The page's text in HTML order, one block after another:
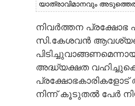
യാത്രാവിമാനവും
നിവർത്തന പ്രക്ഷോഭ
സി.കേശവൻ
അദ്ധ്യക്ഷത
നിന്ന് കൂടുതൽ പേർ